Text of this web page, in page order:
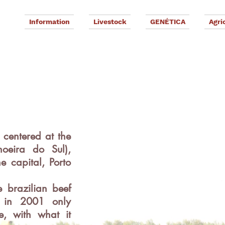
Information Livestock GENÉTICA
at the
do Sul),
capital, Porto
brazilian beef
in 2001 only
with what it